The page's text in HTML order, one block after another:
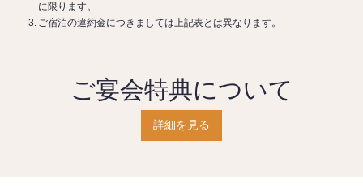
に限ります。
ご宿泊の違約金につきましては上記表とは異なります。
ご宴会特典について
詳細を見る